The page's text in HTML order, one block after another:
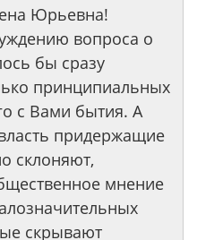
Юрьевна!
вопроса о
бы сразу
принципиальных
с Вами бытия. А
придержащие
склоняют,
мнение
скрывают